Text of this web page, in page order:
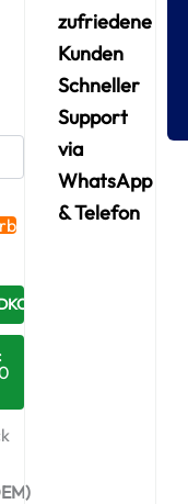
zufriedene
Kunden
Schneller
Support
via
WhatsApp
& Telefon